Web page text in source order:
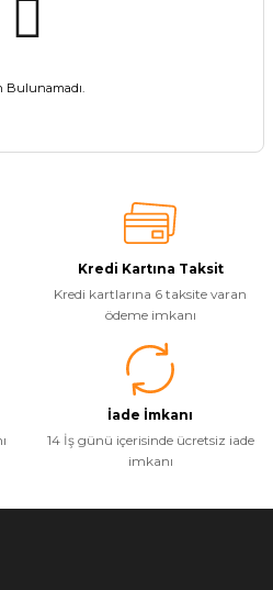
Bulunamadı.
Kredi Kartına Taksit
Kredi kartlarına 6 taksite varan
ödeme imkanı
İade İmkanı
14 İş günü içerisinde ücretsiz iade
imkanı